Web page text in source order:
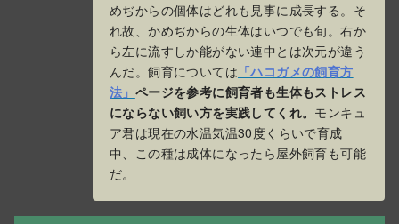
めぢからの個体はどれも見事に成長する。そ
れ故、かめぢからの生体はいつでも旬。右か
ら左に流すしか能がない連中とは次元が違う
んだ。飼育については 「ハコガメの飼育方
法」 ページを参考に飼育者も生体もストレス
にならない飼い方を実践してくれ。 モンキュ
ア君は現在の水温気温30度くらいで育成
中、この種は成体になったら屋外飼育も可能
だ。